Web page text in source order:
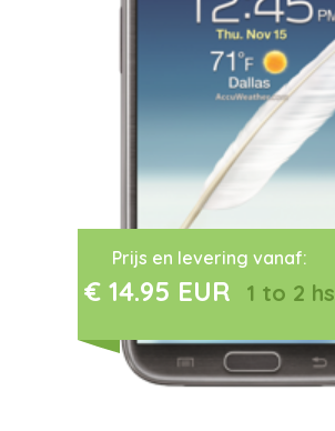
Prijs en levering vanaf:
€ 14.95 EUR 1 to 2 hs